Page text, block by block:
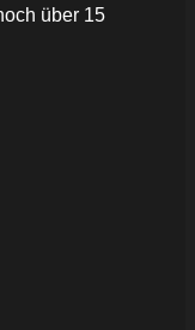
über 15